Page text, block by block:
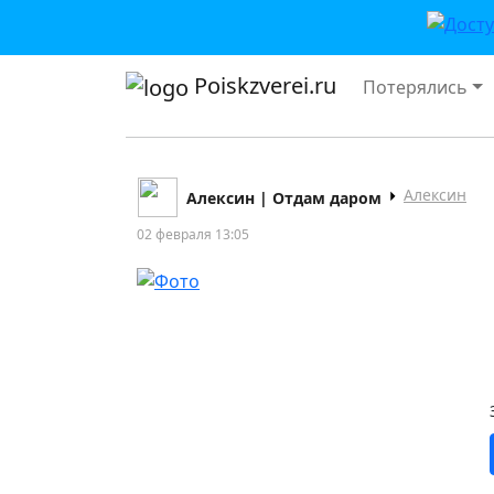
Poiskzverei.ru Потерялись
Алексин | Отдам даром Алексин
02 февраля 13:05